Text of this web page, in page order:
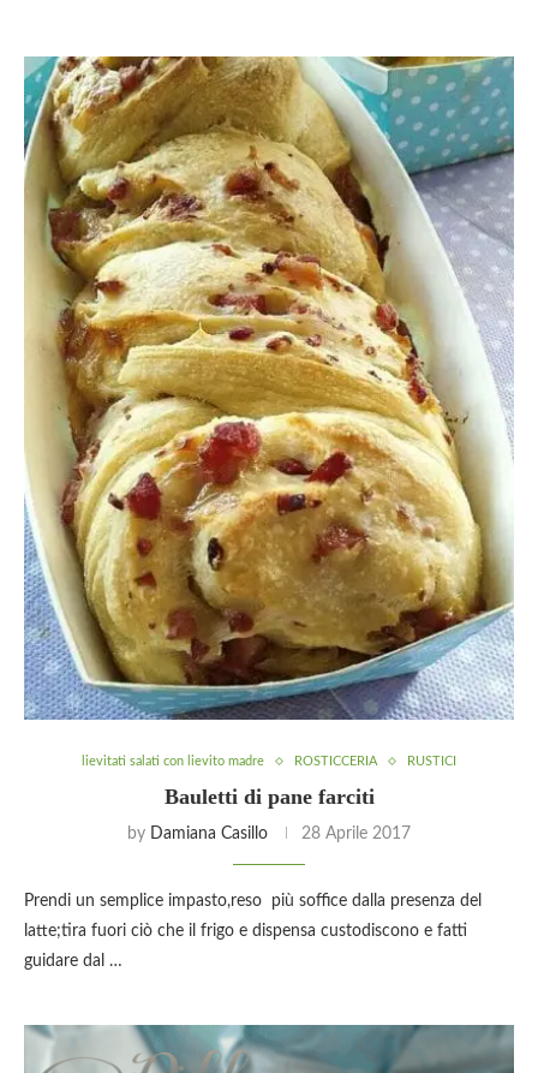
lievitati salati con lievito madre ROSTICCERIA RUSTICI
Bauletti di pane farciti
by Damiana Casillo 28 Aprile 2017
Prendi un semplice impasto,reso più soffice dalla presenza del
latte;tira fuori ciò che il frigo e dispensa custodiscono e fatti
guidare dal …